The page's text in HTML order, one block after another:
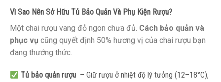
Vì Sao Nên Sở Hữu Tủ Bảo Quản Và Phụ Kiện Rượu?
Một chai rượu vang đỏ ngon chưa đủ. Cách bảo quản và
phục vụ cũng quyết định 50% hương vị của chai rượu bạn
đang thưởng thức.
Tủ bảo quản rượu – Giữ rượu ở nhiệt độ lý tưởng (12–18°C),